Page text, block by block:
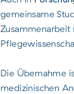
gemeinsame
Die Übernahme
medizinischen